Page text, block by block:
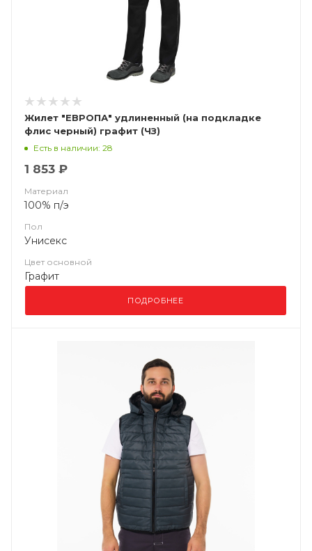
Жилет "ЕВРОПА" удлиненный (на подкладке
флис черный) графит (ЧЗ)
Есть в наличии: 28
1 853 ₽
Материал
100% п/э
Пол
Унисекс
Цвет основной
Графит
ПОДРОБНЕЕ